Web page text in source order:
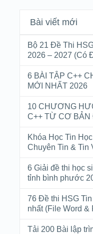
Bài viết mới
Bộ 21 Đề Thi
2026 – 2027 (Có
6 BÀI TẬP C++
MỚI NHẤT 2026
10 CHƯƠNG
C++ TỪ CƠ
Khóa Học Tin
Chuyên Tin & Tin
6 Giải đề thi học
tỉnh bình phước
76 Đề thi HSG
nhất (File Word &
Tải 200 Bài lập